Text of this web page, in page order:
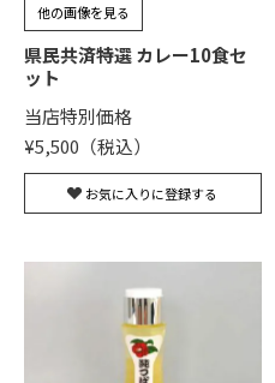
他の画像を見る
県民共済特選 カレー10食セ
ット
当店特別価格
¥5,500
お気に入りに登録する